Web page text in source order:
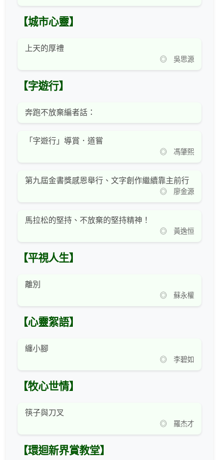
【城市心靈】
上天的厚禮
◎ 吳思源
【字遊行】
奔跑不放棄編者話：
「字遊行」導賞．道嘗
◎ 馮肇熙
第九屆金書獎感恩舉行、文字創作繼續靠主前行
◎ 廖金源
馬拉松的堅持、不放棄的堅持精神！
◎ 黃逸恒
【平視人生】
離別
◎ 蘇永權
【心靈絮語】
纏小腳
◎ 李碧如
【牧心世情】
筷子與刀叉
◎ 羅杰才
【環迴新界賞教堂】